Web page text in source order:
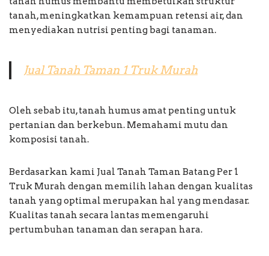
tanah, meningkatkan kemampuan retensi air, dan
menyediakan nutrisi penting bagi tanaman.
Jual Tanah Taman 1 Truk Murah
Oleh sebab itu, tanah humus amat penting untuk
pertanian dan berkebun. Memahami mutu dan
komposisi tanah.
Berdasarkan kami Jual Tanah Taman Batang Per 1
Truk Murah dengan memilih lahan dengan kualitas
tanah yang optimal merupakan hal yang mendasar.
Kualitas tanah secara lantas memengaruhi
pertumbuhan tanaman dan serapan hara.